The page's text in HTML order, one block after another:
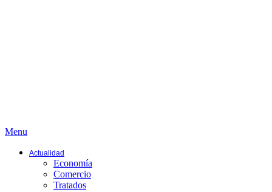
Menu
Actualidad
Economía
Comercio
Tratados